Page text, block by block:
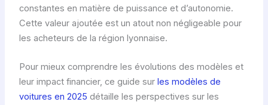
constantes en matière de puissance et d’autonomie.
Cette valeur ajoutée est un atout non négligeable pour
les acheteurs de la région lyonnaise.
Pour mieux comprendre les évolutions des modèles et
leur impact financier, ce guide sur les modèles de
voitures en 2025 détaille les perspectives sur les